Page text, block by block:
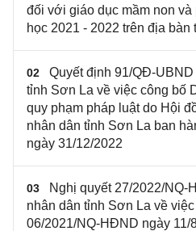
đối với giáo dục mầm non
học 2021 - 2022 trên địa bàn
02
Quyết định 91/QĐ-
tỉnh Sơn La về việc công bố
quy phạm pháp luật do Hội
nhân dân tỉnh Sơn La ban
ngày 31/12/2022
03
Nghị quyết 27/2022/NQ-
nhân dân tỉnh Sơn La về
06/2021/NQ-HĐND ngày 11/